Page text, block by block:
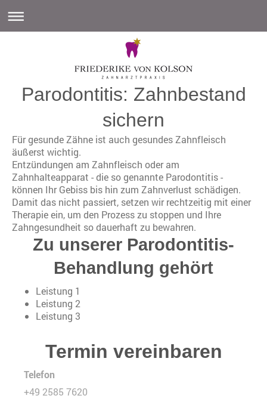
Parodontitis: Zahnbestand
sichern
Für gesunde Zähne ist auch gesundes Zahnfleisch
äußerst wichtig.
Entzündungen am Zahnfleisch oder am
Zahnhalteapparat - die so genannte Parodontitis -
können Ihr Gebiss bis hin zum Zahnverlust schädigen.
Damit das nicht passiert, setzen wir rechtzeitig mit einer
Therapie ein, um den Prozess zu stoppen und Ihre
Zahngesundheit so dauerhaft zu bewahren.
Zu unserer Parodontitis-
Behandlung gehört
Leistung 1
Leistung 2
Leistung 3
Termin vereinbaren
Telefon
+49 2585 7620